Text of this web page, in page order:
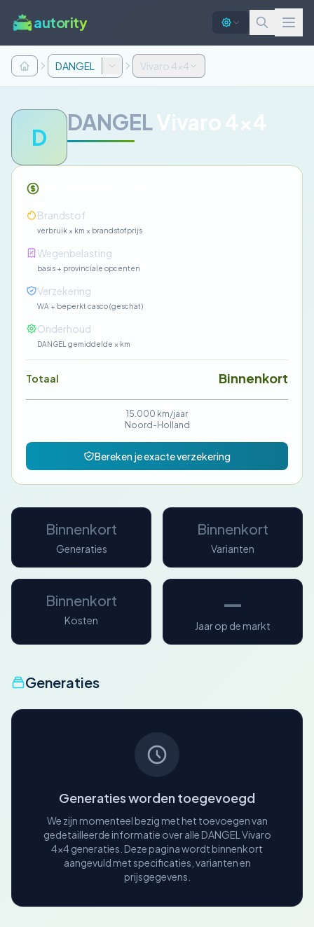
autority
DANGEL Vivaro 4x4
D
DANGELVivaro 4x4
Brandstof
verbruik × km × brandstofprijs
Wegenbelasting
basis + provinciale opcenten
Verzekering
WA + beperkt casco (geschat)
Onderhoud
DANGEL gemiddelde × km
Totaal Binnenkort
15.000 km/jaar
Noord-Holland
Bereken je exacte verzekering
Binnenkort
Generaties
Binnenkort
Varianten
Binnenkort
Kosten
—
Jaar op de markt
Generaties
Generaties worden toegevoegd
We zijn momenteel bezig met het toevoegen van
gedetailleerde informatie over alle DANGEL Vivaro
4x4 generaties. Deze pagina wordt binnenkort
aangevuld met specificaties, varianten en
prijsgegevens.